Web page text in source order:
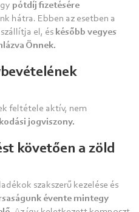
pótdíj fizetésére
hátra. Ebben az esetben a
el, és később vegyes
Önnek.
feltétele aktív, nem
jogviszony.
követően a zöld
szakszerű kezelése és
évente mintegy